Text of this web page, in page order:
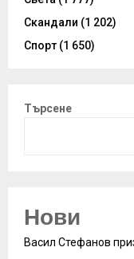
Скандали (1 202)
Спорт (1 650)
Търсене
Нови
Васил Стефанов